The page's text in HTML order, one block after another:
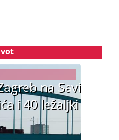
na Savi
i 40 ležaljki